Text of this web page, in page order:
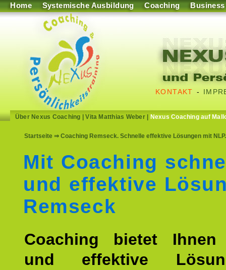
Home Systemische Ausbildung Coaching Business
KONTAKT -
Über Nexus Coaching |Vita Matthias Weber| Nexus Coaching auf
Startseite ⇒ Coaching Remseck. Schnelle effektive Lösungen mit
Mit Coaching
und effektive
Remseck
Coaching bietet Ihnen
und effektive